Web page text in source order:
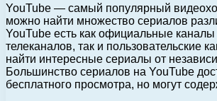
YouTube — самый популярный
можно найти множество сериалов
YouTube есть как официальные
телеканалов, так и пользовательские
найти интересные сериалы от
Большинство сериалов на YouTube
бесплатного просмотра, но могут